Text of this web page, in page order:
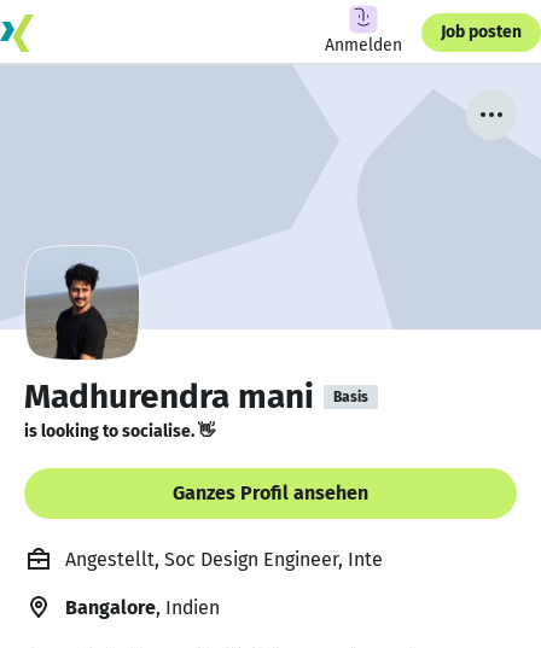
Anmelden
Job posten
Madhurendra mani Basis
is looking to socialise. 👋
Ganzes Profil ansehen
Angestellt, Soc Design Engineer, Inte
Bangalore, Indien